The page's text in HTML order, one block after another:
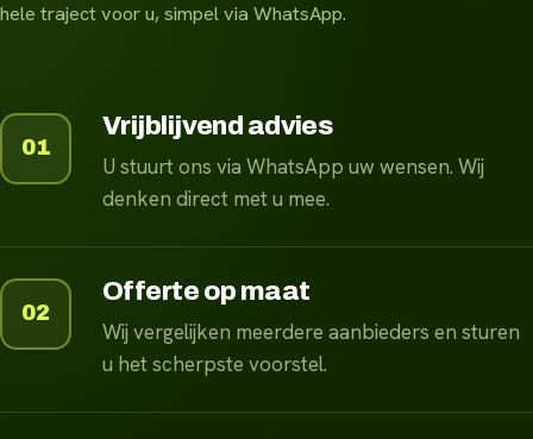
hele traject voor u, simpel via WhatsApp.
01
Vrijblijvend advies
U stuurt ons via WhatsApp uw wensen. Wij
denken direct met u mee.
02
Offerte op maat
Wij vergelijken meerdere aanbieders en sturen
u het scherpste voorstel.